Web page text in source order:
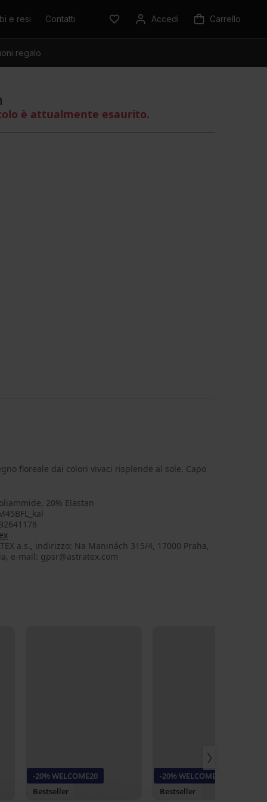
e resi Contatti Accedi Carrello
regalo
è attualmente esaurito.
floreale dai colori vivaci risplende al sole. Capo
20% Elastan
a.s., indirizzo: Na Maninách 315/4, 17000 Praha,
e-mail: gpsr@astratex.com
-20% WELCOME20
Bestseller
-20% WELCOME20
Bestseller